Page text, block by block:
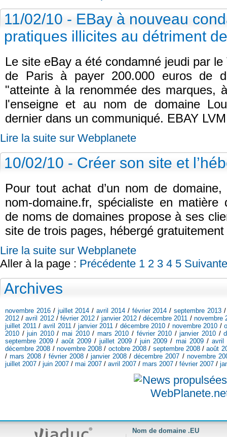
11/02/10 - EBay à nouveau
pratiques illicites au détriment
Le site eBay a été condamné jeudi par
de Paris à payer 200.000 euros de
"atteinte à la renommée des marques,
l'enseigne et au nom de domaine
dernier dans un communiqué. EBAY
Lire la suite sur Webplanete
10/02/10 - Créer son site et
Pour tout achat d’un nom de domaine,
nom-domaine.fr, spécialiste en matière
de noms de domaines propose à ses
site de trois pages, hébergé
Lire la suite sur Webplanete
Aller à la page : Précédente 1 2 3 4 5 Suivante
Archives
novembre 2016/ juillet 2014 /avril 2014/ février 2014 /septembre 2013
2012 /avril 2012/février 2012 / janvier 2012/décembre 2011 / novembre
juillet 2011/ avril 2011/ janvier 2011 / décembre 2010 / novembre 2010 /
2010 /juin 2010/mai 2010/ mars 2010 / février 2010 /janvier 2010 /
septembre 2009 /août 2009 /juillet 2009 /juin 2009 / mai 2009/ avril
décembre 2008 / novembre 2008 / octobre 2008/ septembre 2008/août
/mars 2008 / février 2008/ janvier 2008 /décembre 2007 / novembre
juillet 2007 / juin 2007 / mai 2007 / avril 2007 / mars 2007 / février 2007 /
Nom de domaine .EU